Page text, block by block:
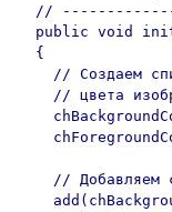
//
public void
  {
// Создаем
// цвета
// Добавляем